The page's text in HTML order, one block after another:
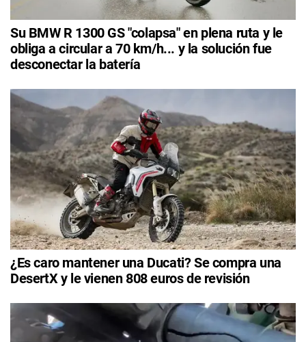
Su BMW R 1300 GS "colapsa" en plena ruta y le
obliga a circular a 70 km/h... y la solución fue
desconectar la batería
¿Es caro mantener una Ducati? Se compra una
DesertX y le vienen 808 euros de revisión